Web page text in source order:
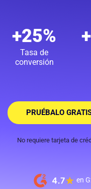
+25%
Tasa de
conversión
PRUÉBALO
No requiere tarjeta de
en